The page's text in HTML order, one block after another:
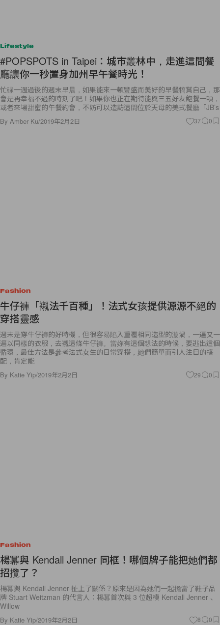
Lifestyle
#POPSPOTS in Taipei：城市叢林中，走進這間餐
廳讓你一秒置身加州早午餐時光！
忙碌一週過後的週末早晨，如果能來一頓豐盛而美好的早餐犒賞自己，那
會是再幸福不過的時刻了吧！如果你也正在期待能與三五好友飽餐一頓，
或者來場甜蜜的午餐約會，不妨可以造訪這間位於天母的美式餐廳「JB’s
By Amber Ku/2019年2月2日 37 0
Fashion
牛仔褲「襯法千百種」！法式女孩提供源源不絕的
穿搭靈感
週末是穿牛仔褲的好時機，但很容易陷入重覆相同造型的漩渦，一遍又一
遍以同樣的衣服，去襯這條牛仔褲。當妳有這個想法的時候，要逃出這個
循環，最佳方法是參考法式女生的日常穿搭，她們簡單而引人注目的搭
配，肯定能
By Katie Yip/2019年2月2日 29 0
Fashion
楊冪與 Kendall Jenner 同框！哪個牌子能把她們都
招攬了？
楊冪與 Kendall Jenner 扯上了關係？原來是因為她們一起擔當了鞋子品
牌 Stuart Weitzman 的代言人：楊冪首次與 3 位超模 Kendall Jenner 、
Willow
By Katie Yip/2019年2月2日 8 0